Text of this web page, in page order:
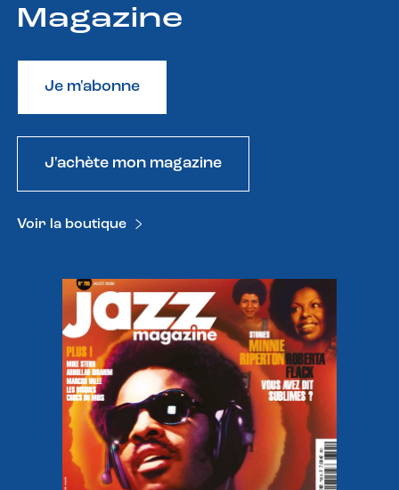
Magazine
Je m'abonne
J'achète mon magazine
Voir la boutique